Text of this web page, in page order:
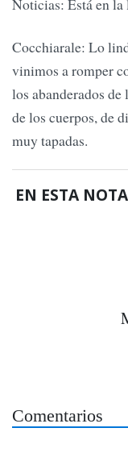
Noticias: Está en la
Cocchiarale: Lo
vinimos a romper
los abanderados
de los cuerpos, de
muy tapadas.
EN ESTA NOTA
Comentarios